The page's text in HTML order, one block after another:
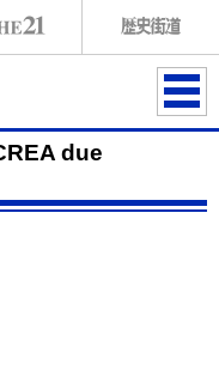
ME
due